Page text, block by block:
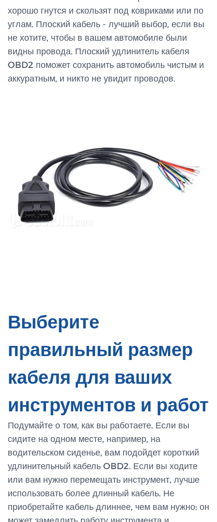
хорошо гнутся и скользят под ковриками или по
углам. Плоский кабель - лучший выбор, если вы
не хотите, чтобы в вашем автомобиле были
видны провода. Плоский удлинитель кабеля
OBD2 поможет сохранить автомобиль чистым и
аккуратным, и никто не увидит проводов.
Выберите
правильный размер
кабеля для ваших
инструментов и работ
Подумайте о том, как вы работаете. Если вы
сидите на одном месте, например, на
водительском сиденье, вам подойдет короткий
удлинительный кабель OBD2. Если вы ходите
или вам нужно перемещать инструмент, лучше
использовать более длинный кабель. Не
приобретайте кабель длиннее, чем вам нужно: он